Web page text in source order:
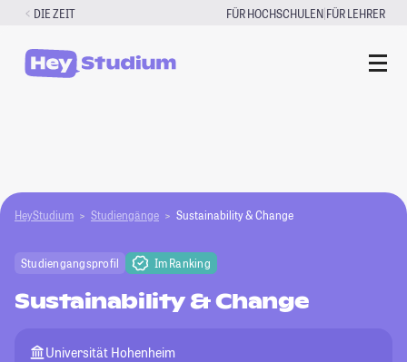
Zum
springen
DIE ZEIT FÜR HOCHSCHULEN|FÜR LEHRER
HeyStudium Studiengänge Sustainability & Change
Studiengangsprofil Im Ranking
Sustainability & Change
Universität Hohenheim